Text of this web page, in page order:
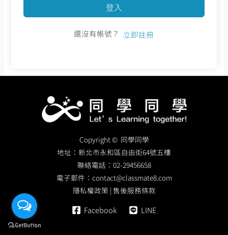
登入
還沒有帳號？ 立即註冊
Copyright © 同學同學
地址： 新北市永和區自由街64號五樓
聯絡電話： 02-29456658
電子郵件： contact@classmate8.com
隱私權政策 | 售後服務條款
Facebook LINE